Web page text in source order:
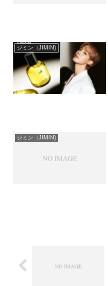
ジミン（JIMIN)
ジミン（JIMIN)